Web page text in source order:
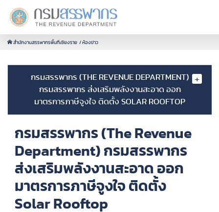
สำนักงานสรรพากรพื้นที่เชียงราย ห้องข่าว
กรมสรรพากร (THE REVENUE DEPARTMENT)
กรมสรรพากร ส่งเสริมพลังงานสะอาด ออก
มาตรการภาษีจูงใจ ติดตั้ง SOLAR ROOFTOP
กรมสรรพากร (The Revenue
Department) กรมสรรพากร
ส่งเสริมพลังงานสะอาด ออก
มาตรการภาษีจูงใจ ติดตั้ง
Solar Rooftop